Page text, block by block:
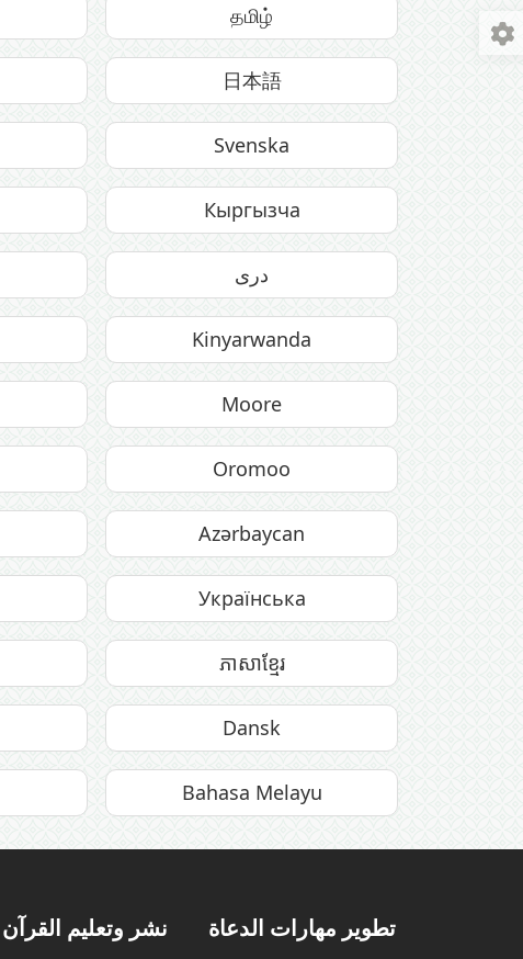
தமிழ்
日本語
Svenska
Кыргызча
دری
Kinyarwanda
Moore
Oromoo
Azərbaycan
Українська
ភាសាខ្មែរ
Dansk
Bahasa Melayu
نشر وتعليم القرآن تطوير مهارات الدعاة